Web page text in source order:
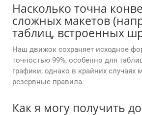
Насколько точна
сложных макетов
таблиц, встроенных
Наш движок сохраняет исходное
точностью 99%, особенно для
графики; однако в крайних случаях
резервные правила.
Как я могу получить